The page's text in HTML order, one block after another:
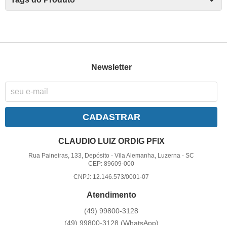
Newsletter
CADASTRAR
CLAUDIO LUIZ ORDIG PFIX
Rua Paineiras, 133, Depósito -Vila Alemanha, Luzerna -SC
CEP: 89609-000
CNPJ: 12.146.573/0001-07
Atendimento
(49) 99800-3128
(49) 99800-3128 (WhatsApp)